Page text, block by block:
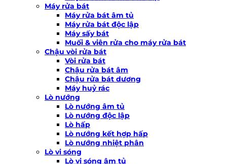
Máy rửa bát
Máy rửa bát âm tủ
Máy rửa bát độc lập
Máy sấy bát
Muối & viên rửa cho máy rửa bát
Chậu vòi rửa bát
Vòi rửa bát
Chậu rửa bát âm
Chậu rửa bát dương
Máy huỷ rác
Lò nướng
Lò nướng âm tủ
Lò nướng độc lập
Lò hấp
Lò nướng kết hợp hấp
Lò nướng nhiệt phân
Lò vi sóng
Lò vi sóng âm tủ